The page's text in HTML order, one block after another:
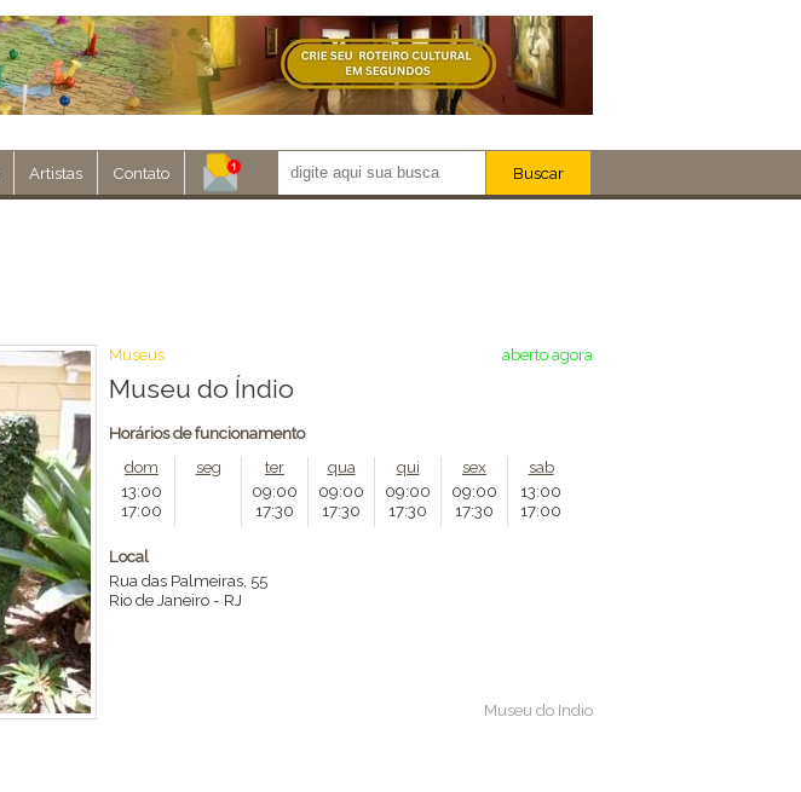
Artistas Contato Buscar
aberto agora
Museus
Museu do Índio
Horários de funcionamento
dom
13:00
17:00
seg
ter
09:00
17:30
qua
09:00
17:30
qui
09:00
17:30
sex
09:00
17:30
sab
13:00
17:00
Local
Rua das Palmeiras, 55
Rio de Janeiro - RJ
Museu do Indio